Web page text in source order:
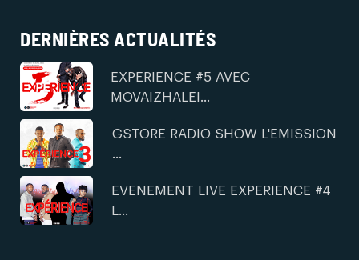
DERNIÈRES ACTUALITÉS
EXPERIENCE #5 AVEC
MOVAIZHALEI...
GSTORE RADIO SHOW L'EMISSION
...
EVENEMENT LIVE EXPERIENCE #4
L...